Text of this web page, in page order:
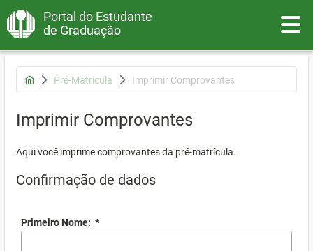
Portal do Estudante
de Graduação
Pré-Matrícula Imprimir Comprovantes
Imprimir Comprovantes
Aqui você imprime comprovantes da pré-matrícula.
Confirmação de dados
Primeiro Nome: *